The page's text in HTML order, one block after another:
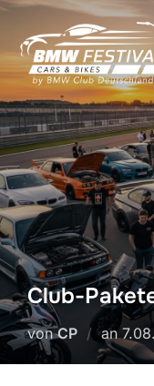
Zum
Inhalt
springen
Club-
vonCP an
am